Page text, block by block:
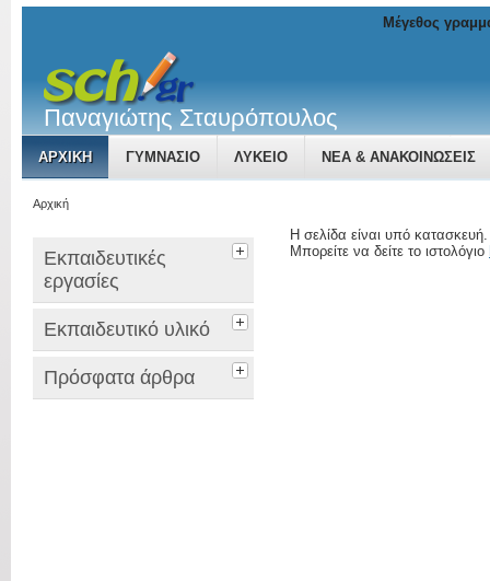
Παναγιώτης Σταυρόπουλος
ΑΡΧΙΚΉ ΓΥΜΝΑΣΙΟ ΛΥΚΕΙΟ ΝΈΑ & ΑΝΑΚΟΙΝΏΣΕΙΣ
Μέγεθος
Αρχική
Εκπαιδευτικές
εργασίες
Εκπαιδευτικό υλικό
Πρόσφατα άρθρα
Η σελίδα είναι υπό κατασκευή.
Μπορείτε να δείτε το ιστολόγιο